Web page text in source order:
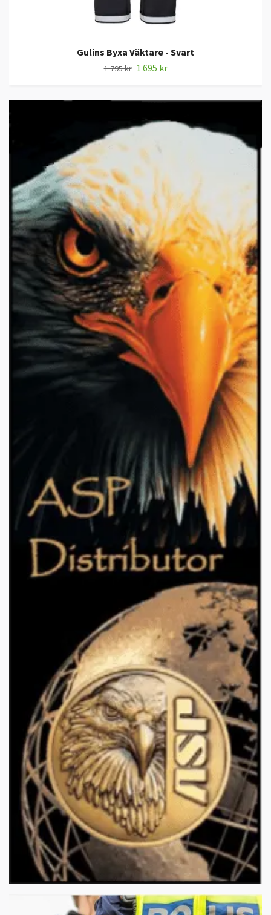
Gulins Byxa Väktare - Svart
1 795 kr 1 695 kr